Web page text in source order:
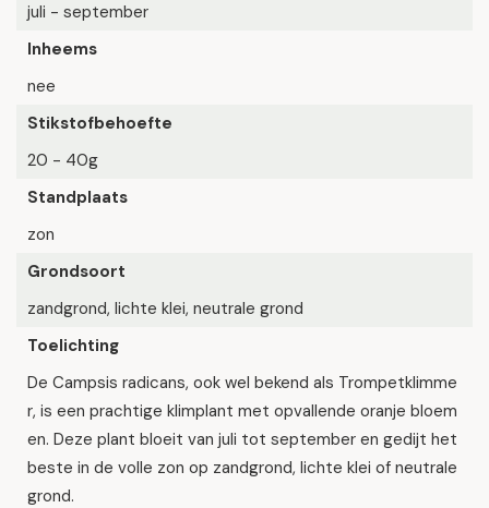
juli - september
Inheems
nee
Stikstofbehoefte
20 - 40g
Standplaats
zon
Grondsoort
zandgrond, lichte klei, neutrale grond
Toelichting
De Campsis radicans, ook wel bekend als Trompetklimme
r, is een prachtige klimplant met opvallende oranje bloem
en. Deze plant bloeit van juli tot september en gedijt het
beste in de volle zon op zandgrond, lichte klei of neutrale
grond.